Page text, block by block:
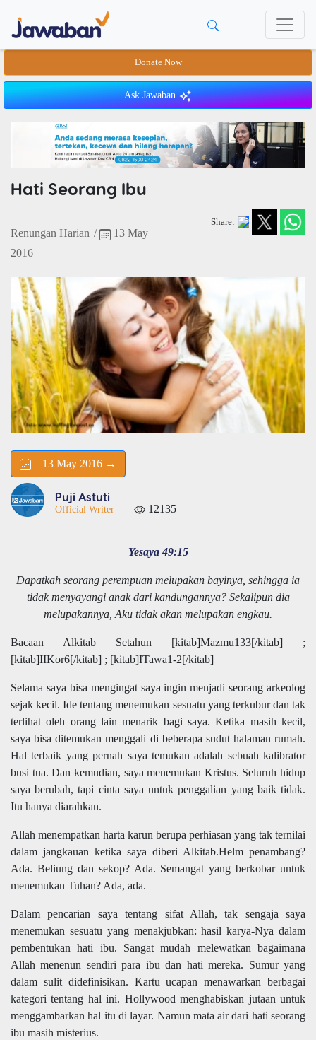
Donate Now
Ask Jawaban
Hati Seorang Ibu
Renungan Harian /
13 May
2016
Share:
13 May 2016 →
Puji Astuti
Official Writer 12135
Yesaya 49:15
Dapatkah seorang perempuan melupakan bayinya, sehingga ia
tidak menyayangi anak dari kandungannya? Sekalipun dia
melupakannya, Aku tidak akan melupakan engkau.
Bacaan Alkitab Setahun [kitab]Mazmu133[/kitab] ;
[kitab]IIKor6[/kitab] ; [kitab]ITawa1-2[/kitab]
Selama saya bisa mengingat saya ingin menjadi seorang arkeolog
sejak kecil. Ide tentang menemukan sesuatu yang terkubur dan tak
terlihat oleh orang lain menarik bagi saya. Ketika masih kecil,
saya bisa ditemukan menggali di beberapa sudut halaman rumah.
Hal terbaik yang pernah saya temukan adalah sebuah kalibrator
busi tua. Dan kemudian, saya menemukan Kristus. Seluruh hidup
saya berubah, tapi cinta saya untuk penggalian yang baik tidak.
Itu hanya diarahkan.
Allah menempatkan harta karun berupa perhiasan yang tak ternilai
dalam jangkauan ketika saya diberi Alkitab.Helm penambang?
Ada. Beliung dan sekop? Ada. Semangat yang berkobar untuk
menemukan Tuhan? Ada, ada.
Dalam pencarian saya tentang sifat Allah, tak sengaja saya
menemukan sesuatu yang menakjubkan: hasil karya-Nya dalam
pembentukan hati ibu. Sangat mudah melewatkan bagaimana
Allah menenun sendiri para ibu dan hati mereka. Sumur yang
dalam sulit didefinisikan. Kartu ucapan menawarkan berbagai
kategori tentang hal ini. Hollywood menghabiskan jutaan untuk
menggambarkan hal itu di layar. Namun mata air dari hati seorang
ibu masih misterius.